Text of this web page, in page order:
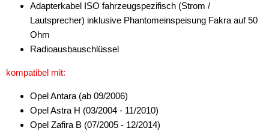
für Alfa Romeo
für Audi
für Cadillac
für Chevrolet
Adapterkabel ISO fahrzeugspezifisch (Strom /
Lautsprecher) inklusive Phantomeinspeisung Fakra auf 50
Ohm
Radioausbauschlüssel
kompatibel mit:
Opel Antara (ab 09/2006)
Opel Astra H (03/2004 - 11/2010)
Opel Zafira B (07/2005 - 12/2014)